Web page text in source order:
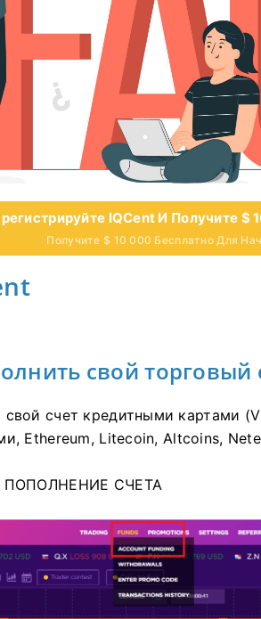
IQCent И Получите $
Получите $ 10 000 Бесплатно Для
свой торговый
счет кредитными картами
Ethereum, Litecoin, Altcoins,
ПОПОЛНЕНИЕ СЧЕТА